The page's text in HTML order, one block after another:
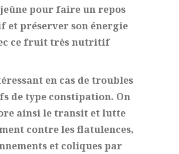
jeûne pour faire un repos
et préserver son énergie
ce fruit très nutritif
en cas de troubles
de type constipation. On
ainsi le transit et lutte
contre les flatulences,
et coliques par